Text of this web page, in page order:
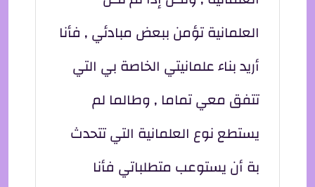
العلمانية تؤمن ببعض مبادئي , فأنا
أريد بناء علمانيتي الخاصة بي التي
تتفق معي تماما , وطالما لم
يستطع نوع العلمانية التي تتحدث
بة أن يستوعب متطلباتي فأنا